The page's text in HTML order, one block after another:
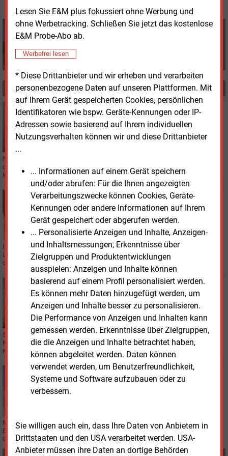
Lesen Sie E&M plus fokussiert ohne Werbung und
ohne Werbetracking. Schließen Sie jetzt das kostenlose
E&M Probe-Abo ab.
Werbefrei lesen
* Diese Drittanbieter und wir erheben und verarbeiten
personenbezogene Daten auf unseren Plattformen. Mit
auf Ihrem Gerät gespeicherten Cookies, persönlichen
Identifikatoren wie bspw. Geräte-Kennungen oder IP-
Adressen sowie basierend auf Ihrem individuellen
Nutzungsverhalten können wir und diese Drittanbieter
...
... Informationen auf einem Gerät speichern
und/oder abrufen: Für die Ihnen angezeigten
Verarbeitungszwecke können Cookies, Geräte-
Kennungen oder andere Informationen auf Ihrem
Gerät gespeichert oder abgerufen werden.
... Personalisierte Anzeigen und Inhalte, Anzeigen-
und Inhaltsmessungen, Erkenntnisse über
Zielgruppen und Produktentwicklungen
ausspielen: Anzeigen und Inhalte können
basierend auf einem Profil personalisiert werden.
Es können mehr Daten hinzugefügt werden, um
Anzeigen und Inhalte besser zu personalisieren.
Die Performance von Anzeigen und Inhalten kann
gemessen werden. Erkenntnisse über Zielgruppen,
die die Anzeigen und Inhalte betrachtet haben,
können abgeleitet werden. Daten können
verwendet werden, um Benutzerfreundlichkeit,
Systeme und Software aufzubauen oder zu
verbessern.
Sie willigen auch ein, dass Ihre Daten von Anbietern in
Drittstaaten und den USA verarbeitet werden. USA-
Anbieter müssen ihre Daten an dortige Behörden
Volker Stephan
MEHR ZUM THEMA
Mittwoch, 1.07.2026, 08:16
PERSONALIE
Führungswechsel bei Goldgas
Nach mehr als einem Jahrzehnt verlässt Frank Ruhland die Führungsspitze
der VNG-Tochter Goldgas. Sein Nachfolger übernimmt zum 1. Juli die
kaufmännische Geschäftsführung.
Mittwoch, 1.07.2026, 08:16
PERSONALIE
Ingmar Schmitt übernimmt Finanzressort bei Alterric
Ingmar Schmitt wird kaufmännischer Geschäftsführer von Alterric. Er
übernimmt das Finanzressort des Energiepark-Betreibers und komplettiert
die Geschäftsführung.
Montag, 22.06.2026, 15:53
STROMNETZ
Warnung vor Stromnetzausbau a la „Nähmaschine“
Sachverständige haben im Bundestag unterschiedliche Positionen zur
Novelle des Bundesbedarfsplangesetzes vertreten. Im Mittelpunkt standen
Kosten durch Freileitungen oder Erdkabel.
Dienstag, 9.06.2026, 13:05
STROMNETZ
Bündnis fordert klaren Freileitungsvorrang
Mehrere Verbände und Unternehmen fordern in einem Offenen Brief an die
Bundestagsfraktionen einen konsequenten Freileitungsvorrang für neue
Gleichstromleitungen.